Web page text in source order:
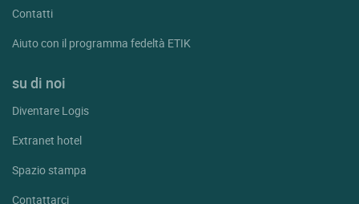
Contatti
Aiuto con il programma fedeltà ETIK
su di noi
Diventare Logis
Extranet hotel
Spazio stampa
Contattarci